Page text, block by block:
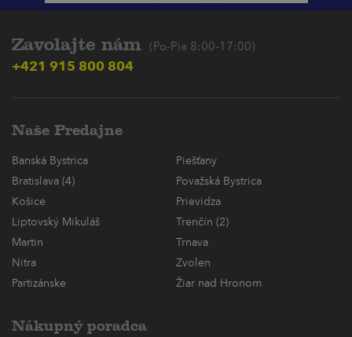
Zavolajte nám (Po-Pia 8:00-17:00)
+421 915 800 804
Naše Predajne
Banská Bystrica
Piešťany
Bratislava (4)
Považská Bystrica
Košice
Prievidza
Liptovský Mikuláš
Trenčín (2)
Martin
Trnava
Nitra
Zvolen
Partizánske
Žiar nad Hronom
Nákupný poradca